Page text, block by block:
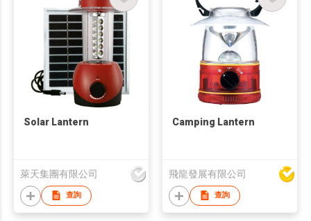
Solar Lantern
萊天集團有限公司
查詢
Camping Lantern
飛龍發展有限公司
查詢